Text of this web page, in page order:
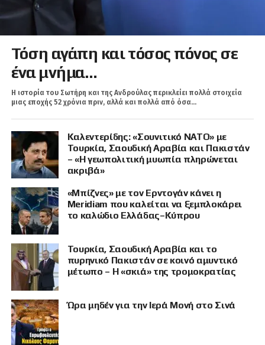
Τόση αγάπη και τόσος πόνος σε
ένα μνήμα…
Η ιστορία του Σωτήρη και της Ανδρούλας περικλείει πολλά στοιχεία
μιας εποχής 52 χρόνια πριν, αλλά και πολλά από όσα...
Καλεντερίδης: «Σουνιτικό ΝΑΤΟ» με
Τουρκία, Σαουδική Αραβία και Πακιστάν
– «Η γεωπολιτική μυωπία πληρώνεται
ακριβά»
«Μπίζνες» με τον Ερντογάν κάνει η
Meridiam που καλείται να ξεμπλοκάρει
το καλώδιο Ελλάδας–Κύπρου
Τουρκία, Σαουδική Αραβία και το
πυρηνικό Πακιστάν σε κοινό αμυντικό
μέτωπο – Η «σκιά» της τρομοκρατίας
Ώρα μηδέν για την Ιερά Μονή στο Σινά